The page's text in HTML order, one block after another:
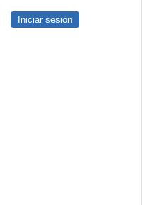
Iniciar sesión